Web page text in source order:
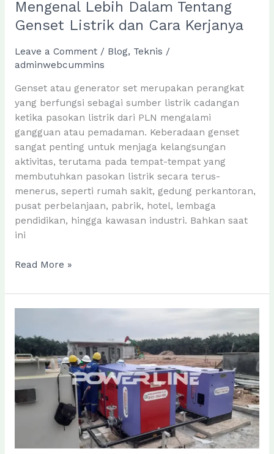
Mengenal Lebih Dalam Tentang
Genset Listrik dan Cara Kerjanya
Leave a Comment / Blog, Teknis /
adminwebcummins
Genset atau generator set merupakan perangkat
yang berfungsi sebagai sumber listrik cadangan
ketika pasokan listrik dari PLN mengalami
gangguan atau pemadaman. Keberadaan genset
sangat penting untuk menjaga kelangsungan
aktivitas, terutama pada tempat-tempat yang
membutuhkan pasokan listrik secara terus-
menerus, seperti rumah sakit, gedung perkantoran,
pusat perbelanjaan, pabrik, hotel, lembaga
pendidikan, hingga kawasan industri. Bahkan saat
ini
Mengenal
Dalam
Tentang
Listrik
dan
Cara
Kerjanya
Read More »